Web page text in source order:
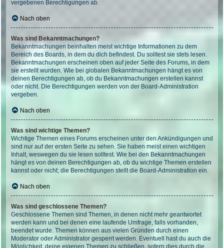
vergebenen Berechtigungen ab.
Nach oben
Was sind Bekanntmachungen?
Bekanntmachungen beinhalten meist wichtige Informationen zu dem
Bereich des Boards, in dem du dich befindest. Du solltest sie stets lesen.
Bekanntmachungen erscheinen oben auf jeder Seite des Forums, in dem
sie erstellt wurden. Wie bei globalen Bekanntmachungen hängt es von
deinen Berechtigungen ab, ob du Bekanntmachungen erstellen kannst
oder nicht. Die Berechtigungen werden von der Board-Administration
vergeben.
Nach oben
Was sind wichtige Themen?
Wichtige Themen eines Forums erscheinen unter den Ankündigungen und
sind nur auf der ersten Seite zu sehen. Sie haben meist einen wichtigen
Inhalt, weswegen du sie lesen solltest. Wie bei den Bekanntmachungen
hängt es von deinen Berechtigungen ab, ob du wichtige Themen erstellen
kannst oder nicht; die Berechtigungen stellt die Board-Administration ein.
Nach oben
Was sind geschlossene Themen?
Geschlossene Themen sind Themen, in denen nicht mehr geantwortet
werden kann und bei denen eine laufende Umfrage, falls vorhanden,
beendet wurde. Themen können aus vielen Gründen durch einen
Moderator oder Administrator gesperrt werden. Eventuell hast du auch die
Möglichkeit, deine eigenen Themen zu schließen, sofern dies durch die